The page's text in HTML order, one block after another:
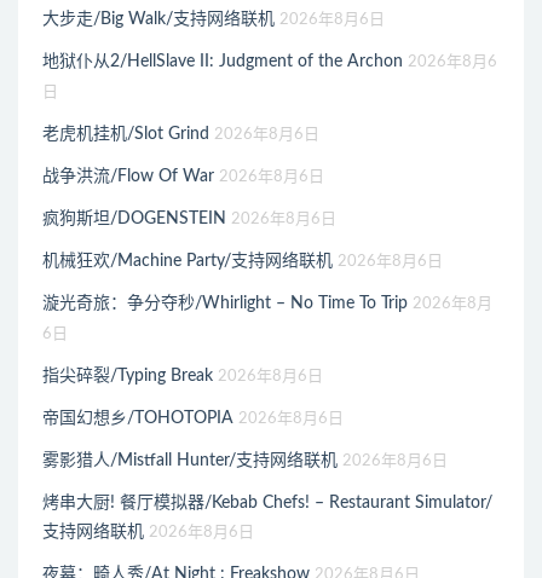
大步走/Big Walk/支持网络联机 2026年8月6日
地狱仆从2/HellSlave II: Judgment of the Archon 2026年8月6
日
老虎机挂机/Slot Grind 2026年8月6日
战争洪流/Flow Of War 2026年8月6日
疯狗斯坦/DOGENSTEIN 2026年8月6日
机械狂欢/Machine Party/支持网络联机 2026年8月6日
漩光奇旅：争分夺秒/Whirlight – No Time To Trip 2026年8月
6日
指尖碎裂/Typing Break 2026年8月6日
帝国幻想乡/TOHOTOPIA 2026年8月6日
雾影猎人/Mistfall Hunter/支持网络联机 2026年8月6日
烤串大厨! 餐厅模拟器/Kebab Chefs! – Restaurant Simulator/
支持网络联机 2026年8月6日
夜幕：畸人秀/At Night : Freakshow 2026年8月6日